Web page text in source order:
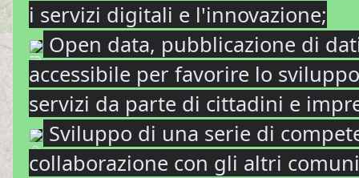
i servizi digitali e l'innovazione;
Open data, pubblicazione di
accessibile per favorire lo
servizi da parte di cittadini e
Sviluppo di una serie di
collaborazione con gli altri